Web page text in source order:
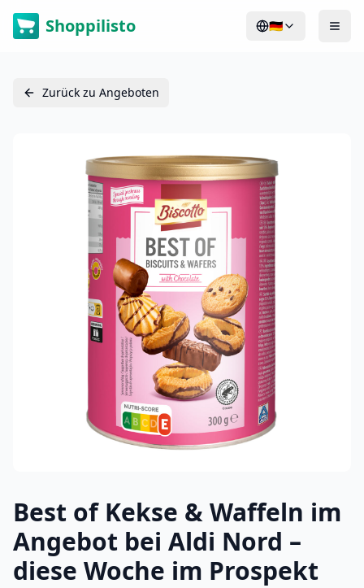
Shoppilisto 🇩🇪
Zurück zu Angeboten
Best of Kekse & Waffeln im
Angebot bei Aldi Nord –
diese Woche im Prospekt